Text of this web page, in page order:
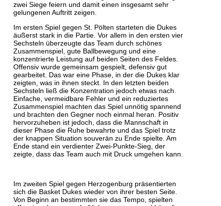
zwei Siege feiern und damit einen insgesamt sehr
gelungenen Auftritt zeigen.
Im ersten Spiel gegen St. Pölten starteten die Dukes
äußerst stark in die Partie. Vor allem in den ersten vier
Sechsteln überzeugte das Team durch schönes
Zusammenspiel, gute Ballbewegung und eine
konzentrierte Leistung auf beiden Seiten des Feldes.
Offensiv wurde gemeinsam gespielt, defensiv gut
gearbeitet. Das war eine Phase, in der die Dukes klar
zeigten, was in ihnen steckt. In den letzten beiden
Sechsteln ließ die Konzentration jedoch etwas nach.
Einfache, vermeidbare Fehler und ein reduziertes
Zusammenspiel machten das Spiel unnötig spannend
und brachten den Gegner noch einmal heran. Positiv
hervorzuheben ist jedoch, dass die Mannschaft in
dieser Phase die Ruhe bewahrte und das Spiel trotz
der knappen Situation souverän zu Ende spielte. Am
Ende stand ein verdienter Zwei-Punkte-Sieg, der
zeigte, dass das Team auch mit Druck umgehen kann.
Im zweiten Spiel gegen Herzogenburg präsentierten
sich die Basket Dukes wieder von ihrer besten Seite.
Von Beginn an bestimmten sie das Tempo, spielten